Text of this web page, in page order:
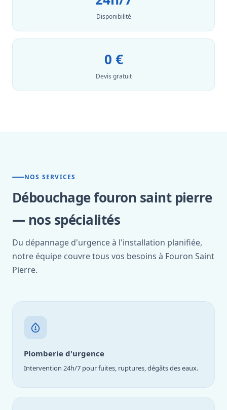
Disponibilité
0 €
Devis gratuit
NOS SERVICES
Débouchage fouron saint pierre
— nos spécialités
Du dépannage d'urgence à l'installation planifiée,
notre équipe couvre tous vos besoins à Fouron Saint
Pierre.
Plomberie d'urgence
Intervention 24h/7 pour fuites, ruptures, dégâts des eaux.